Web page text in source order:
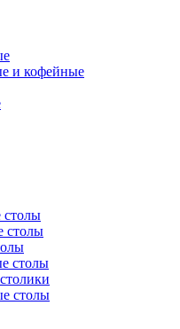
и кофейные
столы
столы
столы
столы